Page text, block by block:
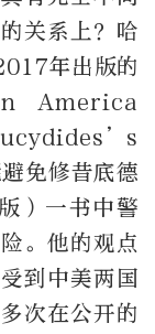
关系上？哈
年出版的
America
免修昔底德
）一书中警
。他的观点
到中美两国
次在公开的